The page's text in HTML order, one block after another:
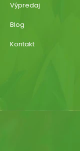
Výpredaj
Blog
Kontakt